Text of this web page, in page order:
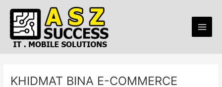
content
KHIDMAT BINA E-COMMERCE